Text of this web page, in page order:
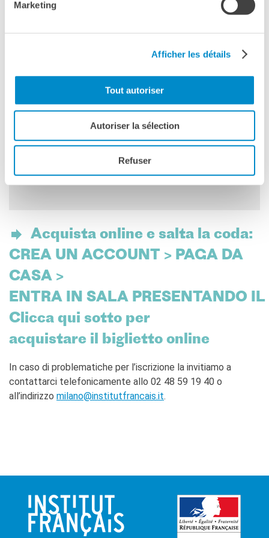
Marketing
Afficher les détails
Tout autoriser
Autoriser la sélection
Refuser
VERSIONE ORIGINALE FRANCESE
CON SOTTOTITOLI IN ITALIANO
Pleaseaccept marketing-cookiesto watch this video.
Acquista online e salta la coda:
CREA UN ACCOUNT > PAGA DA
CASA >
ENTRA IN SALA PRESENTANDO IL
Clicca qui sotto per
acquistare il biglietto online
In caso di problematiche per l’iscrizione la invitiamo a
contattarci telefonicamente allo 02 48 59 19 40 o
all’indirizzo milano@institutfrancais.it.